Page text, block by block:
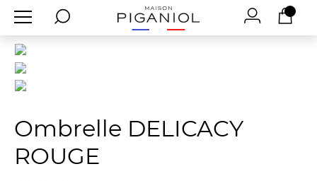
Ombrelle DELICACY
ROUGE